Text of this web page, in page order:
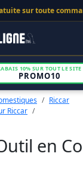
sur toute
10% SUR TOUT LE SITE
PROMO10
Riccar
Riccar
en